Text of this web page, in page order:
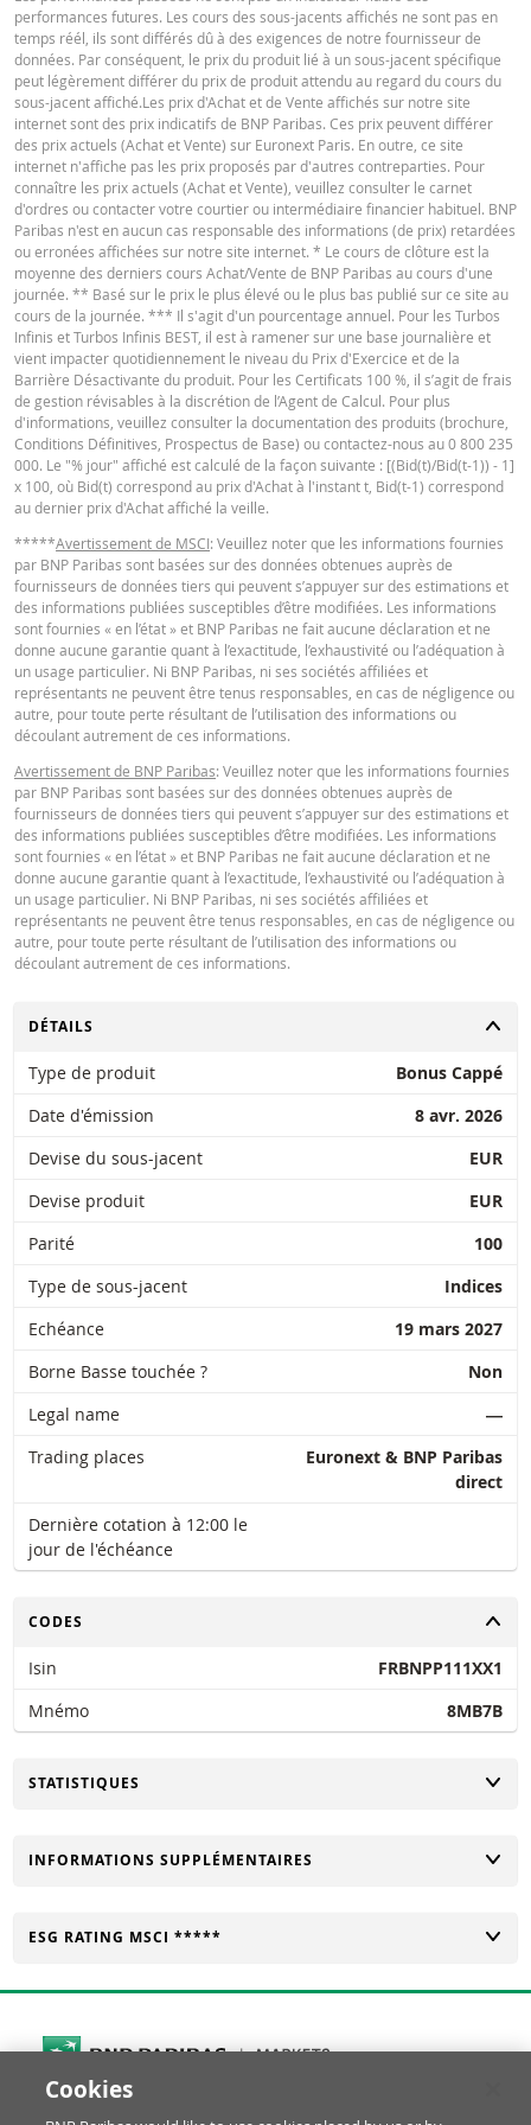
performances futures. Les cours des sous-jacents affichés ne sont pas en
temps réél, ils sont différés dû à des exigences de notre fournisseur de
données. Par conséquent, le prix du produit lié à un sous-jacent spécifique
peut légèrement différer du prix de produit attendu au regard du cours du
sous-jacent affiché.Les prix d'Achat et de Vente affichés sur notre site
internet sont des prix indicatifs de BNP Paribas. Ces prix peuvent différer
des prix actuels (Achat et Vente) sur Euronext Paris. En outre, ce site
internet n'affiche pas les prix proposés par d'autres contreparties. Pour
connaître les prix actuels (Achat et Vente), veuillez consulter le carnet
d'ordres ou contacter votre courtier ou intermédiaire financier habituel. BNP
Paribas n'est en aucun cas responsable des informations (de prix) retardées
ou erronées affichées sur notre site internet. * Le cours de clôture est la
moyenne des derniers cours Achat/Vente de BNP Paribas au cours d'une
journée. ** Basé sur le prix le plus élevé ou le plus bas publié sur ce site au
cours de la journée. *** Il s'agit d'un pourcentage annuel. Pour les Turbos
Infinis et Turbos Infinis BEST, il est à ramener sur une base journalière et
vient impacter quotidiennement le niveau du Prix d'Exercice et de la
Barrière Désactivante du produit. Pour les Certificats 100 %, il s’agit de frais
de gestion révisables à la discrétion de l’Agent de Calcul. Pour plus
d'informations, veuillez consulter la documentation des produits (brochure,
Conditions Définitives, Prospectus de Base) ou contactez-nous au 0 800 235
000. Le "% jour" affiché est calculé de la façon suivante : [(Bid(t)/Bid(t-1)) - 1]
x 100, où Bid(t) correspond au prix d'Achat à l'instant t, Bid(t-1) correspond
au dernier prix d'Achat affiché la veille.
*****Avertissement de MSCI: Veuillez noter que les informations fournies
par BNP Paribas sont basées sur des données obtenues auprès de
fournisseurs de données tiers qui peuvent s’appuyer sur des estimations et
des informations publiées susceptibles d’être modifiées. Les informations
sont fournies « en l’état » et BNP Paribas ne fait aucune déclaration et ne
donne aucune garantie quant à l’exactitude, l’exhaustivité ou l’adéquation à
un usage particulier. Ni BNP Paribas, ni ses sociétés affiliées et
représentants ne peuvent être tenus responsables, en cas de négligence ou
autre, pour toute perte résultant de l’utilisation des informations ou
découlant autrement de ces informations.
Avertissement de BNP Paribas: Veuillez noter que les informations fournies
par BNP Paribas sont basées sur des données obtenues auprès de
fournisseurs de données tiers qui peuvent s’appuyer sur des estimations et
des informations publiées susceptibles d’être modifiées. Les informations
sont fournies « en l’état » et BNP Paribas ne fait aucune déclaration et ne
donne aucune garantie quant à l’exactitude, l’exhaustivité ou l’adéquation à
un usage particulier. Ni BNP Paribas, ni ses sociétés affiliées et
représentants ne peuvent être tenus responsables, en cas de négligence ou
autre, pour toute perte résultant de l’utilisation des informations ou
découlant autrement de ces informations.
CHANGER
DÉTAILS
Type de produit
Bonus Cappé
Date d'émission
8 avr. 2026
Devise du sous-jacent
EUR
Devise produit
EUR
Parité
100
Type de sous-jacent
Indices
Echéance
19 mars 2027
Borne Basse touchée ?
Non
Legal name
―
Trading places
Euronext & BNP Paribas
direct
Dernière cotation à 12:00 le
jour de l'échéance
CHANGER
CODES
Isin
FRBNPP111XX1
Mnémo
8MB7B
CHANGER
STATISTIQUES
CHANGER
INFORMATIONS SUPPLÉMENTAIRES
CHANGER
ESG RATING MSCI *****
Cookies Settings
Cookies